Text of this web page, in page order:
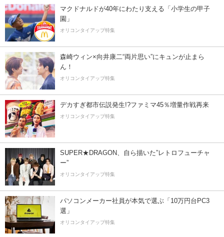
マクドナルドが40年にわたり支える「小学生の甲子
園」
オリコンタイアップ特集
森崎ウィン×向井康二“両片思い”にキュンが止まら
ん！
オリコンタイアップ特集
デカすぎ都市伝説発生!?ファミマ45％増量作戦再来
オリコンタイアップ特集
SUPER★DRAGON、自ら描いた”レトロフューチャ
ー”
オリコンタイアップ特集
パソコンメーカー社員が本気で選ぶ「10万円台PC3
選」
オリコンタイアップ特集